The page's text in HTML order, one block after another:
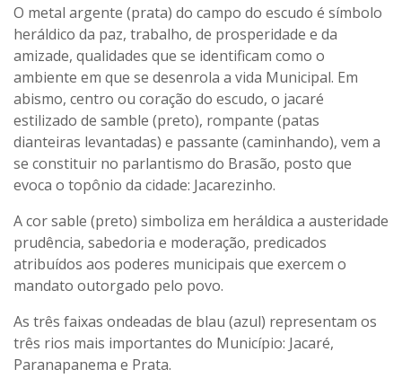
O metal argente (prata) do campo do escudo é símbolo
heráldico da paz, trabalho, de prosperidade e da
amizade, qualidades que se identificam como o
ambiente em que se desenrola a vida Municipal. Em
abismo, centro ou coração do escudo, o jacaré
estilizado de samble (preto), rompante (patas
dianteiras levantadas) e passante (caminhando), vem a
se constituir no parlantismo do Brasão, posto que
evoca o topônio da cidade: Jacarezinho.
A cor sable (preto) simboliza em heráldica a austeridade
prudência, sabedoria e moderação, predicados
atribuídos aos poderes municipais que exercem o
mandato outorgado pelo povo.
As três faixas ondeadas de blau (azul) representam os
três rios mais importantes do Município: Jacaré,
Paranapanema e Prata.